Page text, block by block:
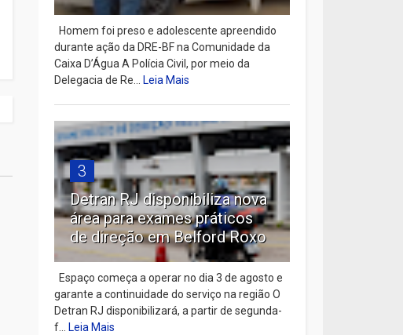
Homem foi preso e adolescente apreendido
durante ação da DRE-BF na Comunidade da
Caixa D’Água A Polícia Civil, por meio da
Delegacia de Re...Leia Mais
3
Detran RJ disponibiliza nova
área para exames práticos
de direção em Belford Roxo
Espaço começa a operar no dia 3 de agosto e
garante a continuidade do serviço na região O
Detran RJ disponibilizará, a partir de segunda-
f...Leia Mais